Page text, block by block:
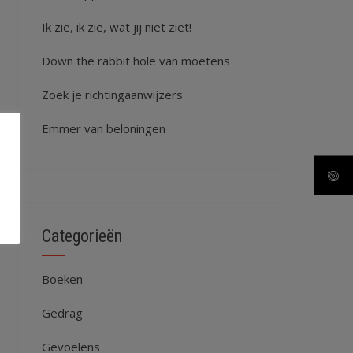
Ik zie, ik zie, wat jij niet ziet!
Down the rabbit hole van moetens
Zoek je richtingaanwijzers
Emmer van beloningen
Categorieën
Boeken
Gedrag
Gevoelens